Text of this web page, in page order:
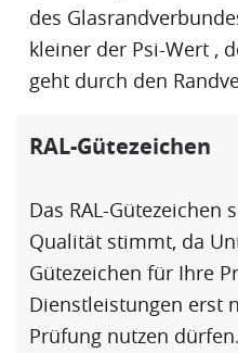
des
kleiner der Psi-Wert ,
geht durch den
RAL-Gütezeichen
Das RAL-Gütezeichen
Qualität stimmt, da
Gütezeichen für Ihre
Dienstleistungen erst
Prüfung nutzen